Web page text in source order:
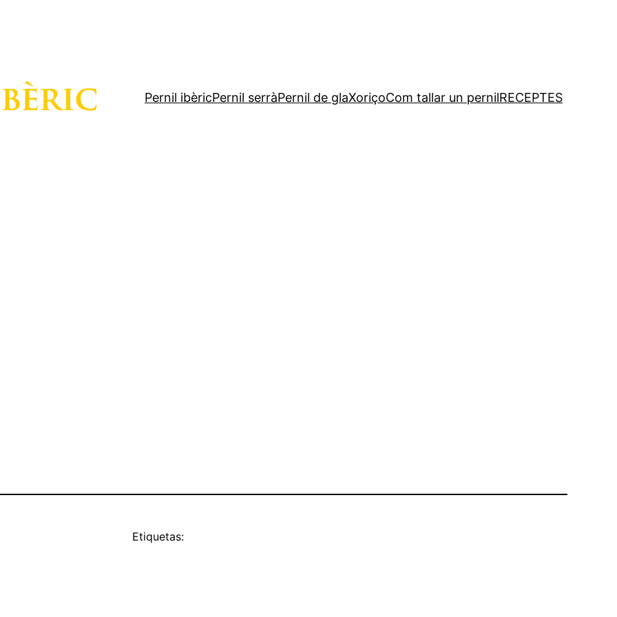
Pernil ibèricPernil serràPernil de glaXoriçoCom tallar un pernilRECEPTES
Etiquetas: